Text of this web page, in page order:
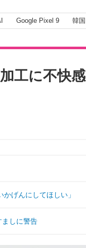
Google Pixel 9 韓
工に不快
げんにしてほしい」
ましに警告